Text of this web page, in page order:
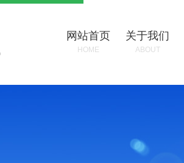
网站首页
HOME
关于我们
ABOUT